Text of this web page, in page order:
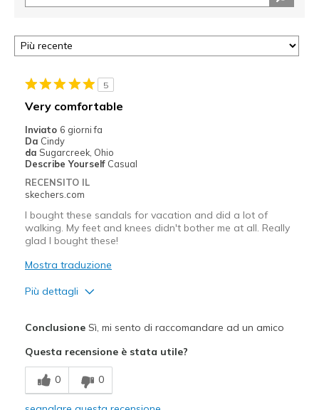
5
Very comfortable
Inviato 6 giorni fa
Da Cindy
da Sugarcreek, Ohio
Describe Yourself Casual
RECENSITO IL
skechers.com
I bought these sandals for vacation and did a lot of
walking. My feet and knees didn't bother me at all. Really
glad I bought these!
Mostra traduzione
Più dettagli
Comfortable
Durable
ConclusioneSì, mi sento di raccomandare ad un amico
Questa recensione è stata utile?
0 0